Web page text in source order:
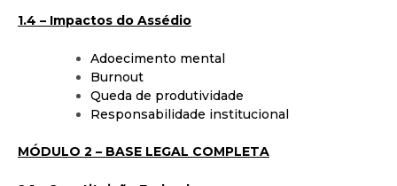
1.4 – Impactos do Assédio
Adoecimento mental
Burnout
Queda de produtividade
Responsabilidade institucional
MÓDULO 2 – BASE LEGAL COMPLETA